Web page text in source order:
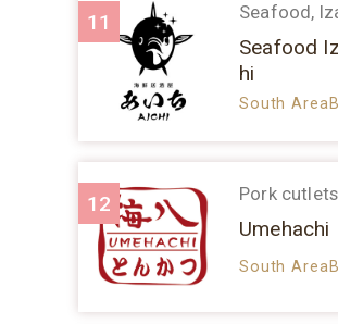
11 Seafood,
Seafood
hi
South
12 Pork cutlets
Umehachi
South